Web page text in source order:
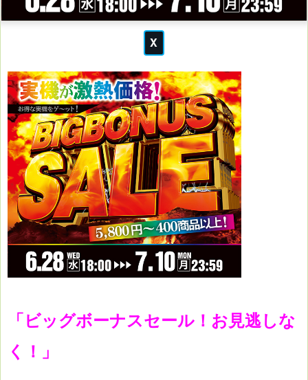
「ビッグボーナスセール！お見逃しな
く！」